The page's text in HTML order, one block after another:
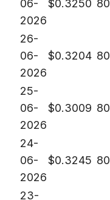
06-
2026
$0.3250 80
26-
06-
2026
$0.3204 80
25-
06-
2026
$0.3009 80
24-
06-
2026
$0.3245 80
23-